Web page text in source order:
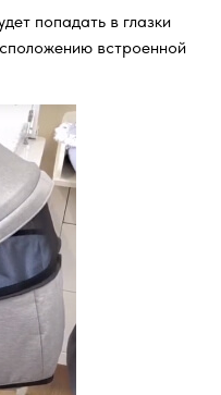
попадать в глазки
встроенной